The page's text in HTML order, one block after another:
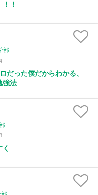
！
部
だった僕だからわかる、
強法